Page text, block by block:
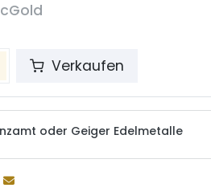
Verkaufen
oder Geiger Edelmetalle